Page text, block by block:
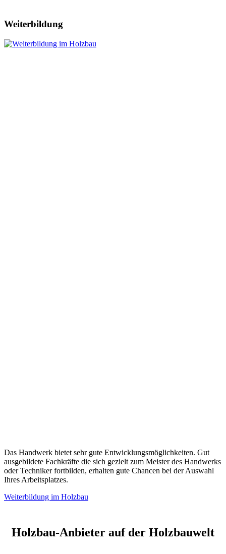
Weiterbildung
Das Handwerk bietet sehr gute Entwicklungsmöglichkeiten. Gut
ausgebildete Fachkräfte die sich gezielt zum Meister des Handwerks
oder Techniker fortbilden, erhalten gute Chancen bei der Auswahl
Ihres Arbeitsplatzes.
Weiterbildung im Holzbau
Holzbau-Anbieter auf der Holzbauwelt